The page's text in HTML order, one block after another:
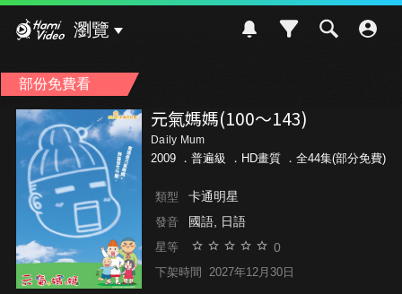
瀏覽
部份免費看
元氣媽媽(100～143)
Daily Mum
2009 ． 普遍級 ．HD畫質 ．全44集(部分免費)
類型 卡通明星
發音 國語, 日語
星等 0
下架時間 2027年12月30日